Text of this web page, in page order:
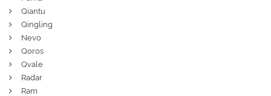
Qiantu
Qingling
Nevo
Qoros
Qvale
Radar
Ram